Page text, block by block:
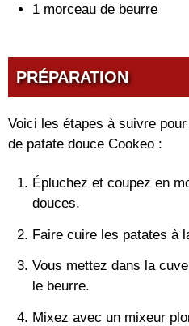
1 morceau de beurre
PRÉPARATION
Voici les étapes à suivre
de patate douce Cookeo :
Épluchez et coupez en
douces.
Faire cuire les patates à
Vous mettez dans la
le beurre.
Mixez avec un mixeur